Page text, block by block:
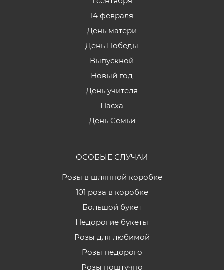
14 февраля
День матери
День Победы
Выпускной
Новый год
День учителя
Пасха
День Семьи
ОСОБЫЕ СЛУЧАИ
Розы в шляпной коробке
101 роза в коробке
Большой букет
Недорогие букеты
Розы для любимой
Розы недорого
Розы поштучно